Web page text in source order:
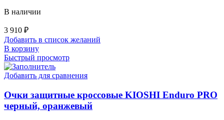
В наличии
3 910 ₽
Добавить в список желаний
В корзину
Быстрый просмотр
Добавить для сравнения
Очки защитные кроссовые KIOSHI Enduro PRO
черный, оранжевый